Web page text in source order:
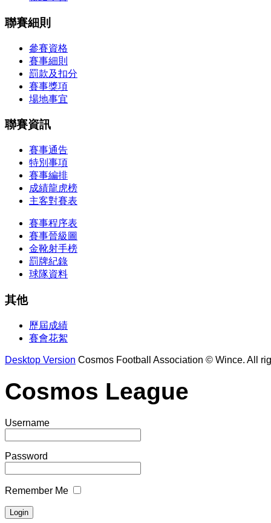
聯賽細則
參賽資格
賽事細則
罰款及扣分
賽事獎項
場地事宜
聯賽資訊
賽事通告
特別事項
賽事編排
成績龍虎榜
主客對賽表
賽事程序表
賽事晉級圖
金靴射手榜
罰牌紀錄
球隊資料
其他
歷屆成績
賽會花絮
Desktop Version Cosmos Football Association © Wince. All
Cosmos League
Username
Password
Remember Me